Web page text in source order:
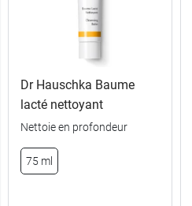
Dr Hauschka Baume
lacté nettoyant
Nettoie en profondeur
75 ml